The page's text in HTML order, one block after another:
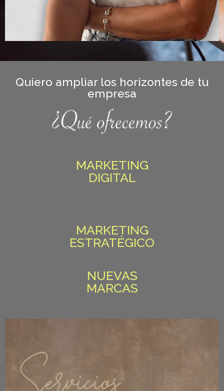
Quiero ampliar los horizontes de tu
empresa
MARKETING
DIGITAL
MARKETING
ESTRATÉGICO
NUEVAS
MARCAS